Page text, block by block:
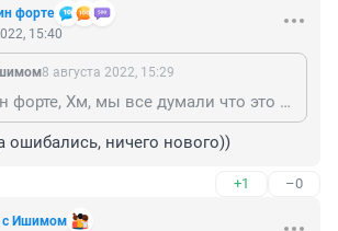
форте
15:40
8 августа 2022, 15:29
Антиплаксин форте, Хм, мы все думали что это Вы.
ошибались, ничего нового))
+1 –0
с Ишимом